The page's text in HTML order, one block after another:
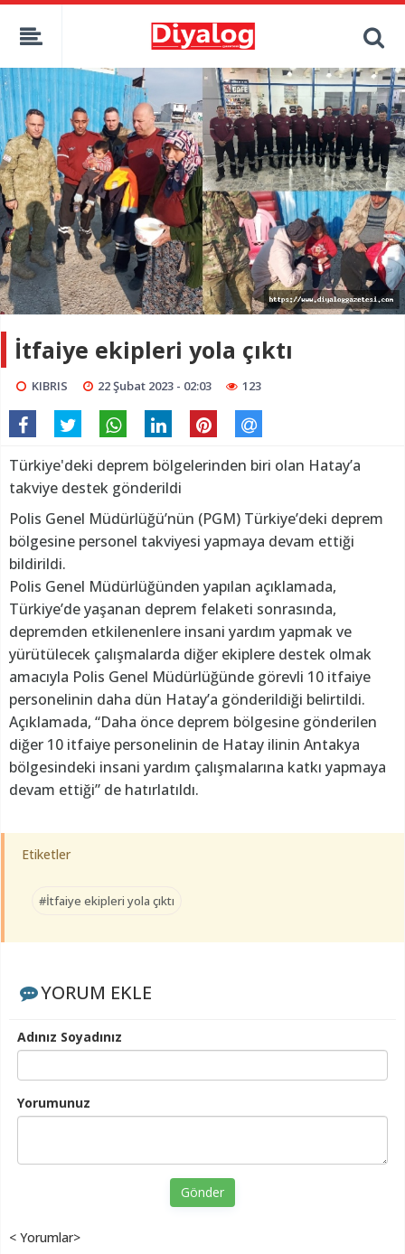
İtfaiye ekipleri yola çıktı
KIBRIS 22 Şubat 2023 - 02:03 123
Türkiye'deki deprem bölgelerinden biri olan Hatay’a
takviye destek gönderildi
Polis Genel Müdürlüğü’nün (PGM) Türkiye’deki deprem
bölgesine personel takviyesi yapmaya devam ettiği
bildirildi.
Polis Genel Müdürlüğünden yapılan açıklamada,
Türkiye’de yaşanan deprem felaketi sonrasında,
depremden etkilenenlere insani yardım yapmak ve
yürütülecek çalışmalarda diğer ekiplere destek olmak
amacıyla Polis Genel Müdürlüğünde görevli 10 itfaiye
personelinin daha dün Hatay’a gönderildiği belirtildi.
Açıklamada, “Daha önce deprem bölgesine gönderilen
diğer 10 itfaiye personelinin de Hatay ilinin Antakya
bölgesindeki insani yardım çalışmalarına katkı yapmaya
devam ettiği” de hatırlatıldı.
Etiketler
#İtfaiye ekipleri yola çıktı
YORUM EKLE
Adınız Soyadınız
Yorumunuz
Gönder
< Yorumlar>